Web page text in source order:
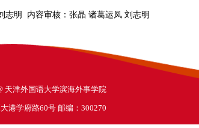
明 内容审核：张晶 诸葛运凤 刘志明
天津外国语大学滨海外事学院
港学府路60号 邮编：300270